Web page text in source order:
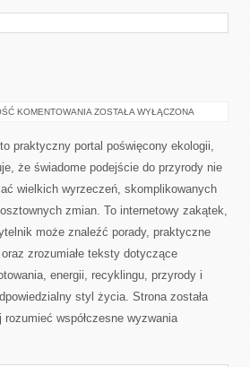
KOMENTOWANIA EKOLOGIA
ZOSTAŁA WYŁĄCZONA
to praktyczny portal poświęcony ekologii,
że świadome podejście do przyrody nie
wielkich wyrzeczeń, skomplikowanych
zmian. To internetowy zakątek,
może znaleźć porady, praktyczne
zrozumiałe teksty dotyczące
energii, recyklingu, przyrody i
styl życia. Strona została
współczesne wyzwania